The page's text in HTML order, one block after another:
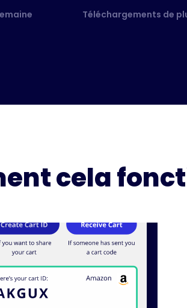
Téléchargements de
cela